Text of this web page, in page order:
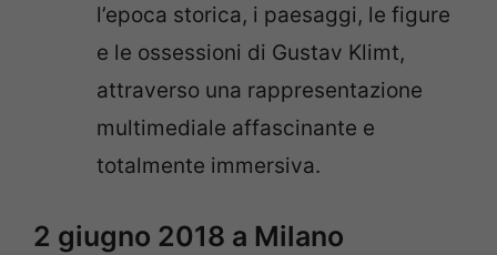
l’epoca storica, i paesaggi, le figure
e le ossessioni di Gustav Klimt,
attraverso una rappresentazione
multimediale affascinante e
totalmente immersiva.
2 giugno 2018 a Milano